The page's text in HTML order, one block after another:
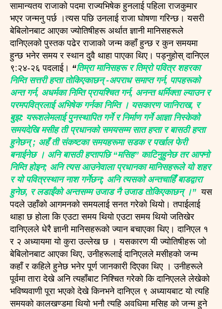
सामान्यतय राजाको पदमा राज्यभिषेक हुनलाई पहिला राजकुमार
भएर जन्मनु पर्छ ।त्यस पछि उनलाई राजा घोषणा गरिन्छ। यसरी
बेबिलोनबाट आएका ज्योतिषीहरू अर्थात ज्ञानी मानिसहरूले
दानिएलको पुस्तक पढेर राजाको जन्म कहाँ हुन्छ र कुन समयमा
हुन्छ भनेर समय र स्थान दुवै थाहा पाएका थिए। पड्नुहोस् दानिएल
९:२४-२६ पदलाई। “तिम्रा मानिसहरू र तिम्रो पवित्र शहरका
निम्ति सत्तरी हप्ता तोकिएकाछन् -अपराध समाप्त गर्न, पापहरूको
अन्त गर्न, अधर्मका निम्ति प्रायश्चित गर्न, अनन्त धर्मिक्ता ल्याउन र
परमपवित्रलाई अभिषेक गर्नका निम्ति । यसकारण जानिराख, र
बुझ: यरूशलेमलाई पुनस्थापित गर्ने र निर्माण गर्ने आज्ञा निस्केको
समयदेखि मसीह ती प्रधानको समयसम्म सात हप्ता र बासठी हप्ता
हुनेछन् ; अहँ ती संकष्टका समयहरूमा सडक र पर्खाल फेरी
बनाईनेछ । अनि बासठी हप्तापछि “मसिह” काटिनुहुनेछ तर आफ्नो
निम्ति होइन; अनि त्यस आउनेवाला प्रधानका मानिसहरूले यो शहर
र यो पवित्रस्थान नाश गर्नेछन्; अनि त्यसको अन्तचाहिँ बाडद्वारा
हुनेछ, र लडाईंको अन्तसम्म उजाड नै उजाड तोकिएकाछन् ।” यस
पदले उहाँको आगमनको समयलाई सनत गरेको थियो। तपाईलाई
थाहा छ होला कि एउटा समय थियो एउटा समय थियो जतिखेर
दानिएलले धेरै ज्ञानी मानिसहरूको ज्यान बचाएका थिए। दानिएल १
र २ अध्यायमा यो कुरा उल्लेख छ । यसकारण यी ज्योतिषीहरू जो
बेबिलोनबाट आएका थिए, उनीहरूलाई दानिएलले मसीहको जन्म
कहाँ र कहिले हुनेछ भनेर पूर्ण जानकारी दिएका थिए । उनीहरूले
पूर्वमा तारा देखे अनि त्यहाँबाट निश्चित गरेको कि दानिएलले लेखेको
भविष्यवाणी पूरा भएको देखे किनभने दानिएल ९ अध्यायबाट यो त्यहि
समयको कालखण्डमा थियो भनौ त्यहि अवधिमा मसिह को जन्म हुने